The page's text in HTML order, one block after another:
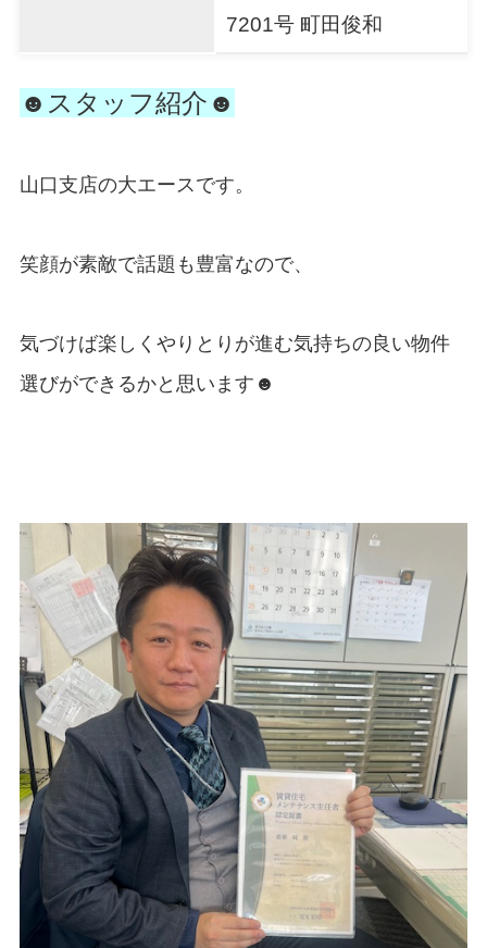
7201号 町田俊和
☻スタッフ紹介☻
山口支店の大エースです。
笑顔が素敵で話題も豊富なので、
気づけば楽しくやりとりが進む気持ちの良い物件
選びができるかと思います☻